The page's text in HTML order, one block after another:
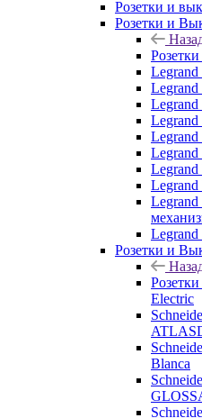
Розетки и
Розетки и
Legrand
Legrand
Legrand
Legrand
Legrand
Legrand
Legrand
Розетки и
Electric
Blanca